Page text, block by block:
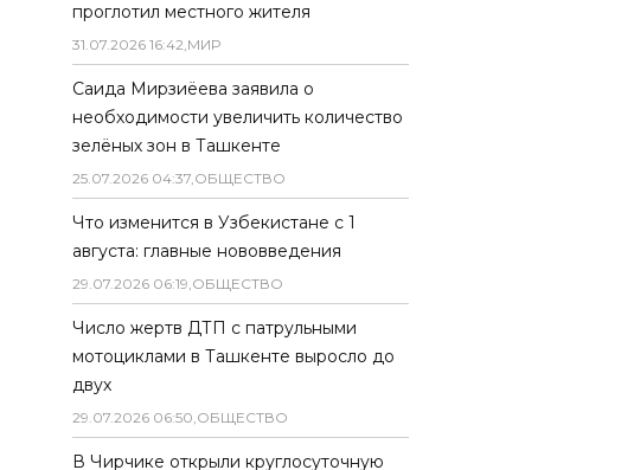
проглотил местного жителя
31.07.2026 16:42,МИР
Саида Мирзиёева заявила о
необходимости увеличить количество
зелёных зон в Ташкенте
25.07.2026 04:37,ОБЩЕСТВО
Что изменится в Узбекистане с 1
августа: главные нововведения
29.07.2026 06:19,ОБЩЕСТВО
Число жертв ДТП с патрульными
мотоциклами в Ташкенте выросло до
двух
29.07.2026 06:50,ОБЩЕСТВО
В Чирчике открыли круглосуточную